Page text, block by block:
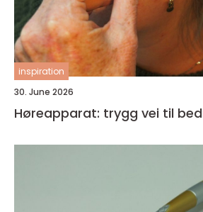
inspiration
30. June 2026
Høreapparat: trygg vei til